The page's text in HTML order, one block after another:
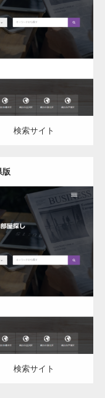
検索サイト
版
検索サイト
種に対応可能な新しい
実…
援協会がコミュパ.com